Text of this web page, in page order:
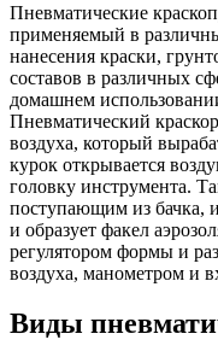
Пневматические
применяемый в
нанесения краски,
составов в различных
домашнем
Пневматический
воздуха, который
курок открывается
головку инструмента.
поступающим из бачка,
и образует факел
регулятором формы и
воздуха, манометром и
Виды